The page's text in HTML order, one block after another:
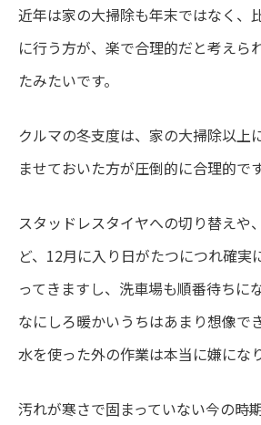
近年は家の大掃除も年末ではなく、
に行う方が、楽で合理的だと考えら
たみたいです。
クルマの冬支度は、家の大掃除以上
ませておいた方が圧倒的に合理的です
スタッドレスタイヤへの切り替えや
ど、12月に入り日がたつにつれ確実
ってきますし、洗車場も順番待ちに
なにしろ暖かいうちはあまり想像で
水を使った外の作業は本当に嫌になり
汚れが寒さで固まっていない今の時